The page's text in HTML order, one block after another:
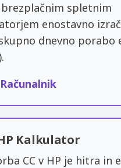
spletnim
enostavno
dnevno porabo
Kalkulator
CC v HP je hitra in